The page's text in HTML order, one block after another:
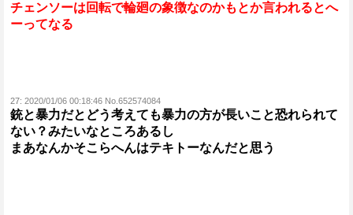
チェンソーは回転で輪廻の象徴なのかもとか言われるとへ
ーってなる
27: 2020/01/06 00:18:46 No.652574084
銃と暴力だとどう考えても暴力の方が長いこと恐れられて
ない？みたいなところあるし
まあなんかそこらへんはテキトーなんだと思う